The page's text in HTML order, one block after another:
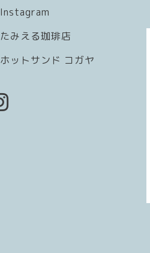
Instagram
たみえる珈琲店
ホットサンド コガヤ